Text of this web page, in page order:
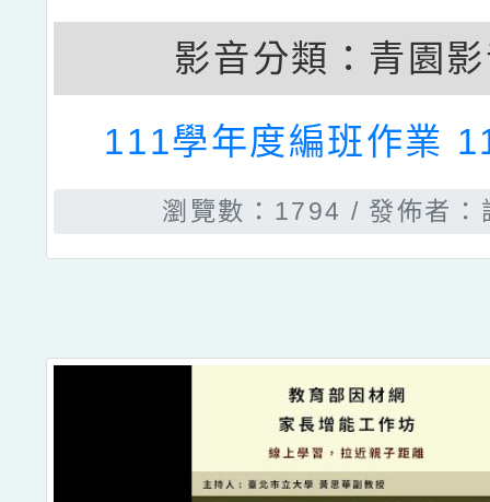
影音分類： 青園
111學年度編班作業
瀏覽數：1794 發佈者：